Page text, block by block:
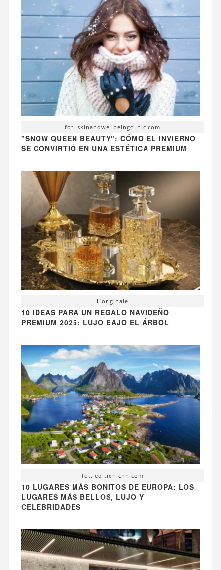
fot. skinandwellbeingclinic.com
"SNOW QUEEN BEAUTY": CÓMO EL INVIERNO
SE CONVIRTIÓ EN UNA ESTÉTICA PREMIUM
L'originale
10 IDEAS PARA UN REGALO NAVIDEÑO
PREMIUM 2025: LUJO BAJO EL ÁRBOL
fot. edition.cnn.com
10 LUGARES MÁS BONITOS DE EUROPA: LOS
LUGARES MÁS BELLOS, LUJO Y
CELEBRIDADES